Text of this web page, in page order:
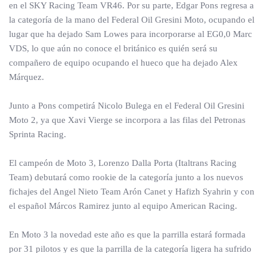
en el SKY Racing Team VR46. Por su parte, Edgar Pons regresa a
la categoría de la mano del Federal Oil Gresini Moto, ocupando el
lugar que ha dejado Sam Lowes para incorporarse al EG0,0 Marc
VDS, lo que aún no conoce el británico es quién será su
compañero de equipo ocupando el hueco que ha dejado Alex
Márquez.
Junto a Pons competirá Nicolo Bulega en el Federal Oil Gresini
Moto 2, ya que Xavi Vierge se incorpora a las filas del Petronas
Sprinta Racing.
El campeón de Moto 3, Lorenzo Dalla Porta (Italtrans Racing
Team) debutará como rookie de la categoría junto a los nuevos
fichajes del Angel Nieto Team Arón Canet y Hafizh Syahrin y con
el español Márcos Ramirez junto al equipo American Racing.
En Moto 3 la novedad este año es que la parrilla estará formada
por 31 pilotos y es que la parrilla de la categoría ligera ha sufrido